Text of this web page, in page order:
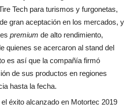
Tech para turismos y furgonetas,
gran aceptación en los mercados, y
premium de alto rendimiento,
quienes se acercaron al stand del
es así que la compañía firmó
de sus productos en regiones
hasta la fecha.
éxito alcanzado en Motortec 2019